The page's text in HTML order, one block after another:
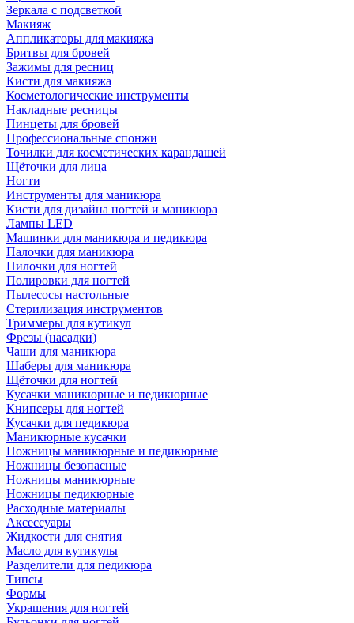
Зеркала с подсветкой
Макияж
Аппликаторы для макияжа
Бритвы для бровей
Зажимы для ресниц
Кисти для макияжа
Косметологические инструменты
Накладные ресницы
Пинцеты для бровей
Профессиональные спонжи
Точилки для косметических карандашей
Щёточки для лица
Ногти
Инструменты для маникюра
Кисти для дизайна ногтей и маникюра
Лампы LED
Машинки для маникюра и педикюра
Палочки для маникюра
Пилочки для ногтей
Полировки для ногтей
Пылесосы настольные
Стерилизация инструментов
Триммеры для кутикул
Фрезы (насадки)
Чаши для маникюра
Шаберы для маникюра
Щёточки для ногтей
Кусачки маникюрные и педикюрные
Книпсеры для ногтей
Кусачки для педикюра
Маникюрные кусачки
Ножницы маникюрные и педикюрные
Ножницы безопасные
Ножницы маникюрные
Ножницы педикюрные
Расходные материалы
Аксессуары
Жидкости для снятия
Масло для кутикулы
Разделители для педикюра
Типсы
Формы
Украшения для ногтей